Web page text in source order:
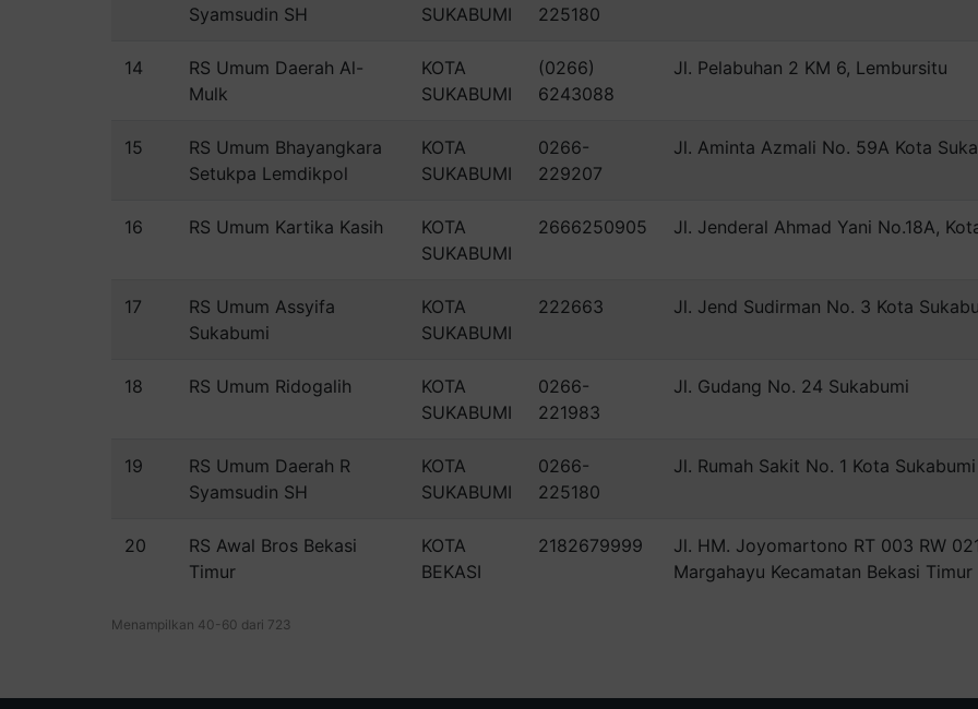
Syamsudin SH
SUKABUMI
225180
14
RS Umum Daerah Al-
Mulk
KOTA
SUKABUMI
(0266)
6243088
Jl. Pelabuhan 2 KM 6, Lembursitu
15
RS Umum Bhayangkara
Setukpa Lemdikpol
KOTA
SUKABUMI
0266-
229207
Jl. Aminta Azmali No. 59A Kota
16 RS Umum Kartika Kasih
KOTA
SUKABUMI
2666250905 Jl. Jenderal Ahmad Yani No.18A,
17
RS Umum Assyifa
Sukabumi
KOTA
SUKABUMI
222663 Jl. Jend Sudirman No. 3 Kota
18 RS Umum Ridogalih
KOTA
SUKABUMI
0266-
221983
Jl. Gudang No. 24 Sukabumi
19
RS Umum Daerah R
Syamsudin SH
KOTA
SUKABUMI
0266-
225180
Jl. Rumah Sakit No. 1 Kota Sukabumi
20
RS Awal Bros Bekasi
Timur
KOTA
BEKASI
2182679999
Jl. HM. Joyomartono RT 003 RW
Margahayu Kecamatan Bekasi Timur
Menampilkan 40-60 dari 723